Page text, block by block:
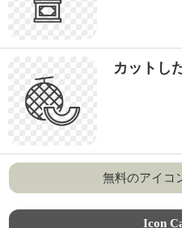
カットし
無料のアイコ
Icon